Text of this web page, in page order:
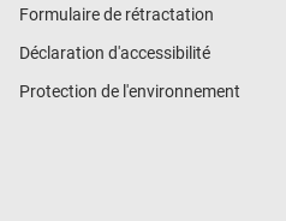
Formulaire de rétractation
Déclaration d'accessibilité
Protection de l'environnement